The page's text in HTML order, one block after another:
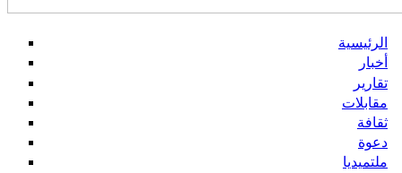
الرئيسية
أخبار
تقارير
مقابلات
ثقافة
دعوة
ملتميديا